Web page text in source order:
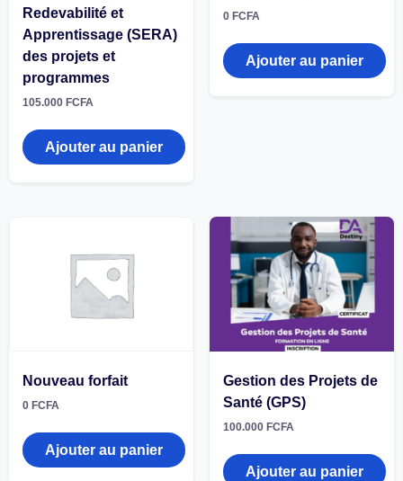
Redevabilité et
Apprentissage (SERA)
des projets et
programmes
105.000 FCFA
Ajouter au panier
0 FCFA
Ajouter au panier
Nouveau forfait
0 FCFA
Ajouter au panier
Gestion des Projets de
Santé (GPS)
100.000 FCFA
Ajouter au panier